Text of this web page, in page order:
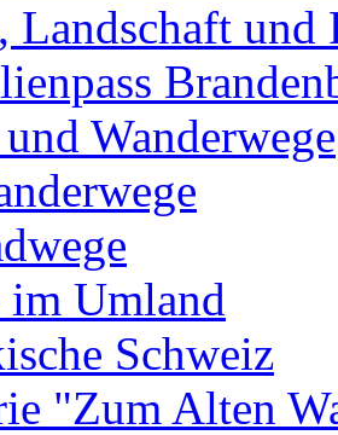
Landschaft und
Wanderwege
im Umland
Schweiz
"Zum Alten